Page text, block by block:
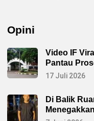
Opini
Video IF
Pantau
17 Juli 2026
Di Balik